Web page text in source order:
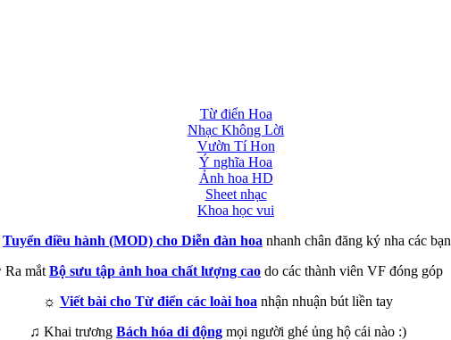
Từ điển Hoa
Nhạc Không Lời
Vườn Tí Hon
Ý nghĩa Hoa
Ảnh hoa HD
Sheet nhạc
Khoa học vui
Tuyển điều hành (MOD) cho Diễn đàn hoa nhanh chân đăng ký nha các bạn
Ra mắt Bộ sưu tập ảnh hoa chất lượng cao do các thành viên VF đóng góp
☼ Viết bài cho Từ điển các loài hoa nhận nhuận bút liền tay
♫ Khai trương Bách hóa di động mọi người ghé ủng hộ cái nào :)